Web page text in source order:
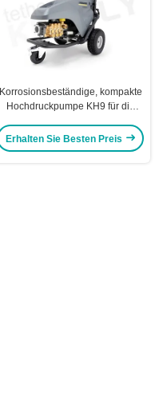
Korrosionsbeständige, kompakte
Hochdruckpumpe KH9 für die
Erhalten Sie Besten Preis